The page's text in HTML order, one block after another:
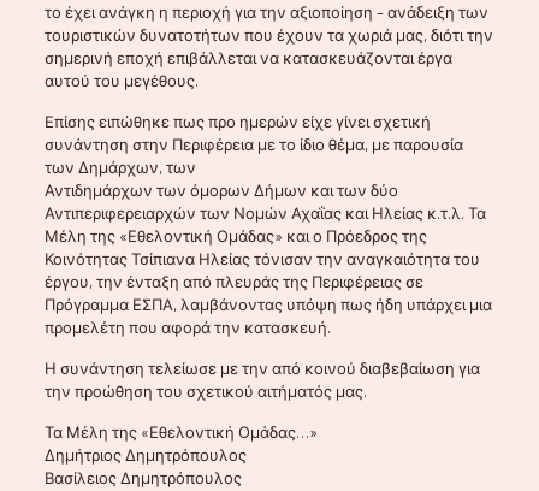
το έχει ανάγκη η περιοχή για την αξιοποίηση – ανάδειξη των
τουριστικών δυνατοτήτων που έχουν τα χωριά μας, διότι την
σημερινή εποχή επιβάλλεται να κατασκευάζονται έργα
αυτού του μεγέθους.
Επίσης ειπώθηκε πως προ ημερών είχε γίνει σχετική
συνάντηση στην Περιφέρεια με το ίδιο θέμα, με παρουσία
των Δημάρχων, των
Αντιδημάρχων των όμορων Δήμων και των δύο
Αντιπεριφερειαρχών των Νομών Αχαΐας και Ηλείας κ.τ.λ. Τα
Μέλη της «Εθελοντική Ομάδας» και ο Πρόεδρος της
Κοινότητας Τσίπιανα Ηλείας τόνισαν την αναγκαιότητα του
έργου, την ένταξη από πλευράς της Περιφέρειας σε
Πρόγραμμα ΕΣΠΑ, λαμβάνοντας υπόψη πως ήδη υπάρχει μια
προμελέτη που αφορά την κατασκευή.
Η συνάντηση τελείωσε με την από κοινού διαβεβαίωση για
την προώθηση του σχετικού αιτήματός μας.
Τα Μέλη της «Εθελοντική Ομάδας…»
Δημήτριος Δημητρόπουλος
Βασίλειος Δημητρόπουλος